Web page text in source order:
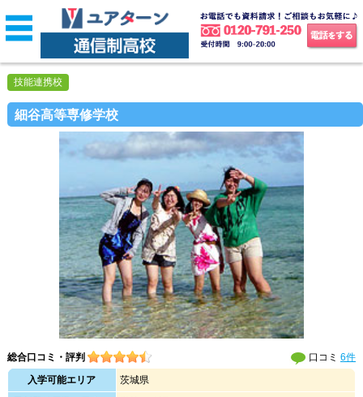
細谷高等専修学校
技能連携校
総合口コミ・評判 口コミ6件
入学可能エリア
茨城県